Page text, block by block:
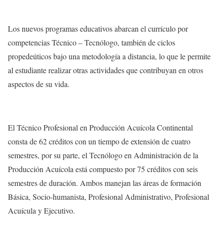
Los nuevos programas educativos abarcan el currículo por
competencias Técnico – Tecnólogo, también de ciclos
propedeúticos bajo una metodología a distancia, lo que le permite
al estudiante realizar otras actividades que contribuyan en otros
aspectos de su vida.
El Técnico Profesional en Producción Acuícola Continental
consta de 62 créditos con un tiempo de extensión de cuatro
semestres, por su parte, el Tecnólogo en Administración de la
Producción Acuícola está compuesto por 75 créditos con seis
semestres de duración. Ambos manejan las áreas de formación
Básica, Socio-humanista, Profesional Administrativo, Profesional
Acuícula y Ejecutivo.